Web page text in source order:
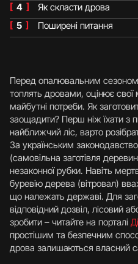
[ 4 ]
Як скласти дрова
[ 5 ] Поширені питання
Перед опалювальним
топлять дровами, оцінює свої
майбутні потреби. Як
заощадити? Перш ніж їхати з
найближчий ліс, варто
За українським
(самовільна заготівля
незаконної рубки. Навіть
буревію дерева (вітровал)
що належать державі. Для
відповідний дозвіл, лісовий
зробити – читайте на порталі
простішим та безпечним
дрова залишаються власний